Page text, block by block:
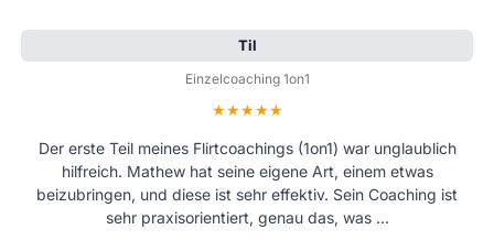
Til
Einzelcoaching 1on1
Bewertung: 5 von 5 Sternen
Der erste Teil meines Flirtcoachings (1on1) war unglaublich
hilfreich. Mathew hat seine eigene Art, einem etwas
beizubringen, und diese ist sehr effektiv. Sein Coaching ist
sehr praxisorientiert, genau das, was …